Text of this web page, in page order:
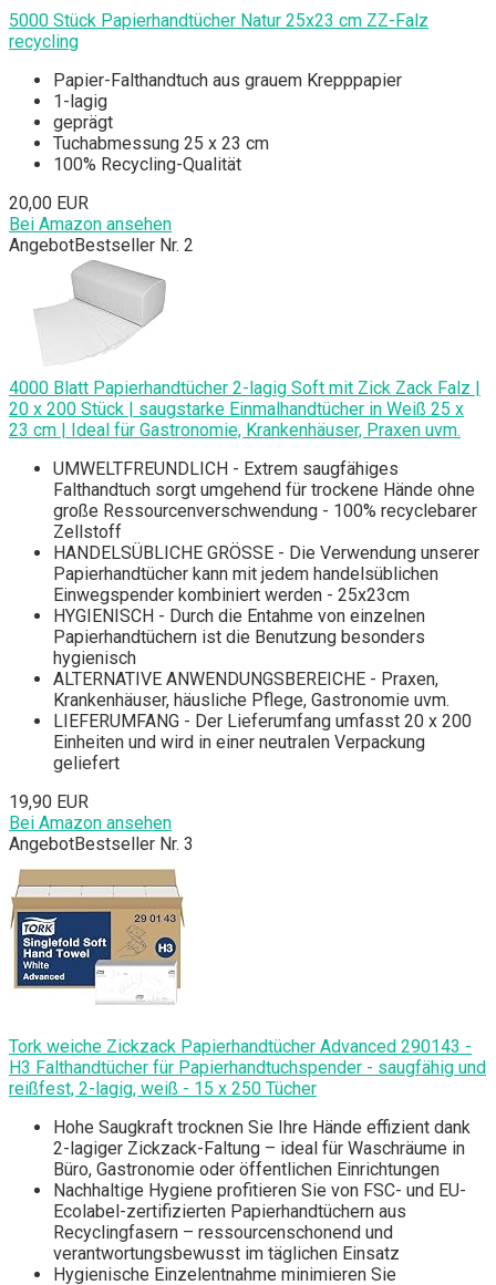
5000 Stück Papierhandtücher Natur 25x23 cm ZZ-Falz
recycling
Papier-Falthandtuch aus grauem Krepppapier
1-lagig
geprägt
Tuchabmessung 25 x 23 cm
100% Recycling-Qualität
20,00 EUR
Bei Amazon ansehen
AngebotBestseller Nr. 2
4000 Blatt Papierhandtücher 2-lagig Soft mit Zick Zack Falz |
20 x 200 Stück | saugstarke Einmalhandtücher in Weiß 25 x
23 cm | Ideal für Gastronomie, Krankenhäuser, Praxen uvm.
UMWELTFREUNDLICH - Extrem saugfähiges
Falthandtuch sorgt umgehend für trockene Hände ohne
große Ressourcenverschwendung - 100% recyclebarer
Zellstoff
HANDELSÜBLICHE GRÖSSE - Die Verwendung unserer
Papierhandtücher kann mit jedem handelsüblichen
Einwegspender kombiniert werden - 25x23cm
HYGIENISCH - Durch die Entahme von einzelnen
Papierhandtüchern ist die Benutzung besonders
hygienisch
ALTERNATIVE ANWENDUNGSBEREICHE - Praxen,
Krankenhäuser, häusliche Pflege, Gastronomie uvm.
LIEFERUMFANG - Der Lieferumfang umfasst 20 x 200
Einheiten und wird in einer neutralen Verpackung
geliefert
19,90 EUR
Bei Amazon ansehen
AngebotBestseller Nr. 3
Tork weiche Zickzack Papierhandtücher Advanced 290143 -
H3 Falthandtücher für Papierhandtuchspender - saugfähig und
reißfest, 2-lagig, weiß - 15 x 250 Tücher
Hohe Saugkraft trocknen Sie Ihre Hände effizient dank
2-lagiger Zickzack-Faltung – ideal für Waschräume in
Büro, Gastronomie oder öffentlichen Einrichtungen
Nachhaltige Hygiene profitieren Sie von FSC- und EU-
Ecolabel-zertifizierten Papierhandtüchern aus
Recyclingfasern – ressourcenschonend und
verantwortungsbewusst im täglichen Einsatz
Hygienische Einzelentnahme minimieren Sie